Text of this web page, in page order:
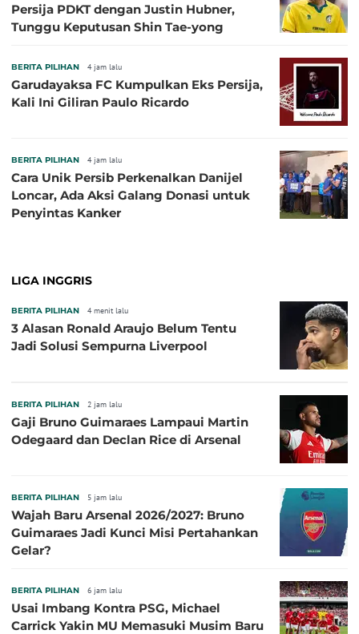
Persija PDKT dengan Justin Hubner,
Tunggu Keputusan Shin Tae-yong
BERITA PILIHAN 4 jam lalu
Garudayaksa FC Kumpulkan Eks Persija,
Kali Ini Giliran Paulo Ricardo
BERITA PILIHAN 4 jam lalu
Cara Unik Persib Perkenalkan Danijel
Loncar, Ada Aksi Galang Donasi untuk
Penyintas Kanker
LIGA INGGRIS
BERITA PILIHAN 4 menit lalu
3 Alasan Ronald Araujo Belum Tentu
Jadi Solusi Sempurna Liverpool
BERITA PILIHAN 2 jam lalu
Gaji Bruno Guimaraes Lampaui Martin
Odegaard dan Declan Rice di Arsenal
BERITA PILIHAN 5 jam lalu
Wajah Baru Arsenal 2026/2027: Bruno
Guimaraes Jadi Kunci Misi Pertahankan
Gelar?
BERITA PILIHAN 6 jam lalu
Usai Imbang Kontra PSG, Michael
Carrick Yakin MU Memasuki Musim Baru